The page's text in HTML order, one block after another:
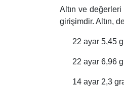
Altın ve değerleri
girişimdir. Altın,
22 ayar 5,45
22 ayar 6,96
14 ayar 2,3